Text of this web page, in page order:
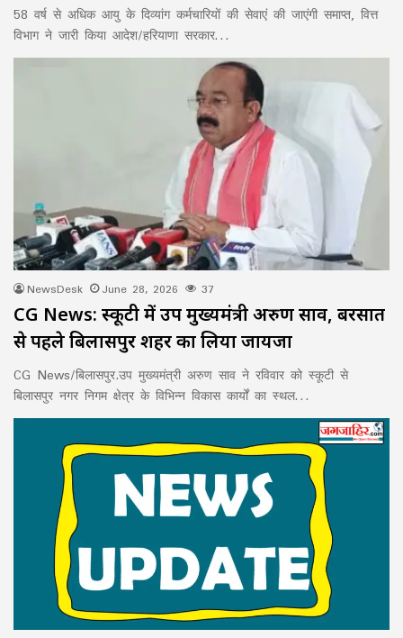
58 वर्ष से अधिक आयु के दिव्यांग कर्मचारियों की सेवाएं की जाएंगी समाप्त, वित्त
विभाग ने जारी किया आदेश/हरियाणा सरकार…
NewsDesk June 28, 2026 37
CG News: स्कूटी में उप मुख्यमंत्री अरुण साव, बरसात
से पहले बिलासपुर शहर का लिया जायजा
CG News/बिलासपुर.उप मुख्यमंत्री अरुण साव ने रविवार को स्कूटी से
बिलासपुर नगर निगम क्षेत्र के विभिन्न विकास कार्यों का स्थल…